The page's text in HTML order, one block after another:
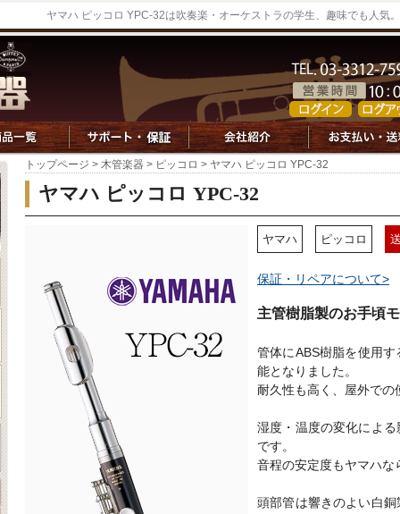
ヤマハ ピッコロ YPC-32は吹奏楽・オーケストラの学生、趣味でも人気
トップページ > 木管楽器 > ピッコロ > ヤマハ ピッコロ YPC-32
ヤマハ ピッコロ YPC-32
ヤマハ ピッコロ
保証・リペアについて>
主管樹脂製のお手頃
管体にABS樹脂を使用
能となりました。
耐久性も高く、屋外で
湿度・温度の変化によ
です。
音程の安定度もヤマハな
頭部管は響きのよい白